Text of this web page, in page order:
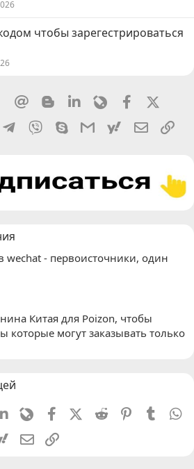
чтобы зарегестрироваться
Odnoklassniki
Mail.ru BloggerLinkedinLivejournalFacebook
Telegram
Viber SkypeGmailyahoomail
wechat - первоисточники, один
Китая для Poizon, чтобы
которые могут заказывать только
Linkedin
LivejournalFacebookX (Twitter)
Reddit PinterestTumblr
yahoomailЭлектронная почта